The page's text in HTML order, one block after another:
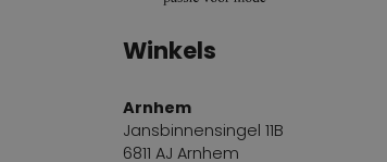
Winkels
Arnhem
Jansbinnensingel 11B
6811 AJ Arnhem